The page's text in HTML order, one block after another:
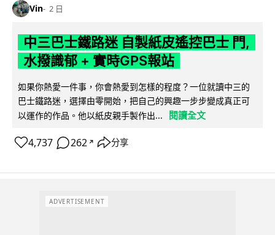
Vin 2 日
中三巴士鐵路迷 自製紙皮遙控巴士 門,
水撥識郁 + 實時GPS報站
如果你熱愛一件事，你會熱愛到怎樣的程度？一位就讀中三的
巴士鐵路迷，選擇由零開始，把自己的興趣一步步變成真正可
以運作的作品。他以紙皮親手製作出...
閱讀全文
4,737 262 ↗ 分享
ADVERTISEMENT